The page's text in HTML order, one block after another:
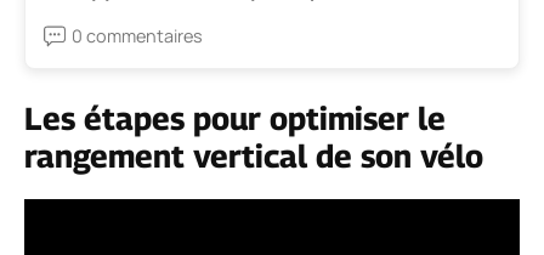
0 commentaires
Les étapes pour optimiser le
rangement vertical de son vélo